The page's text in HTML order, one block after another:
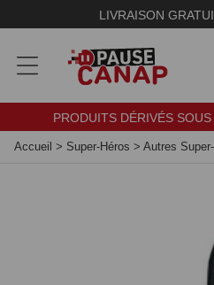
LIVRAISON
PRODUITS DÉRIVÉS
Accueil > Super-Héros > Autres
Panneau de gestion des cookies